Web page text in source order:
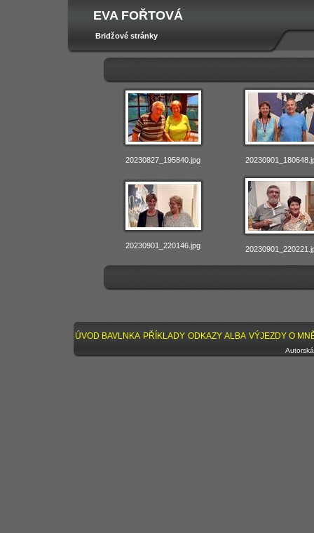
EVA FOŘTOVÁ
Bridžové stránky
20230827_195840.jpg
20230901_220146.jpg
ÚVOD BAVLNKA PŘÍKLADY ODKAZY ALBA VÝJEZDY O